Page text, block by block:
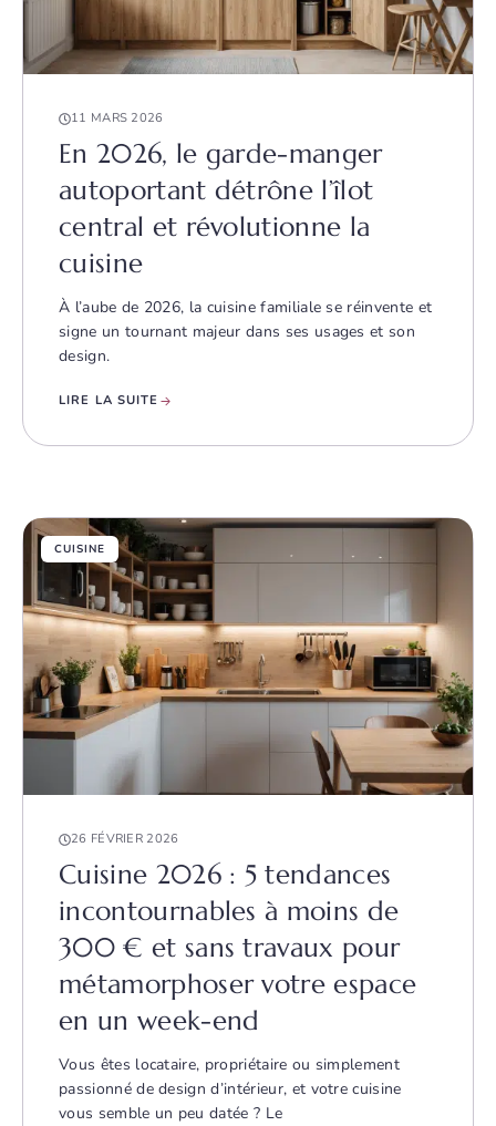
11 MARS 2026
En 2026, le garde-manger
autoportant détrône l’îlot
central et révolutionne la
cuisine
À l’aube de 2026, la cuisine familiale se réinvente et
signe un tournant majeur dans ses usages et son
design.
LIRE LA SUITE
CUISINE
26 FÉVRIER 2026
Cuisine 2026 : 5 tendances
incontournables à moins de
300 € et sans travaux pour
métamorphoser votre espace
en un week-end
Vous êtes locataire, propriétaire ou simplement
passionné de design d’intérieur, et votre cuisine
vous semble un peu datée ? Le